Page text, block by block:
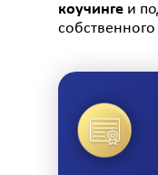
коучинге и